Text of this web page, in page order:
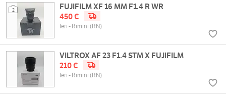
2
FUJIFILM XF 16 MM F1.4 R WR
450 €
Ieri - Rimini (RN)
VILTROX AF 23 F1.4 STM X FUJIFILM
210 €
Ieri - Rimini (RN)